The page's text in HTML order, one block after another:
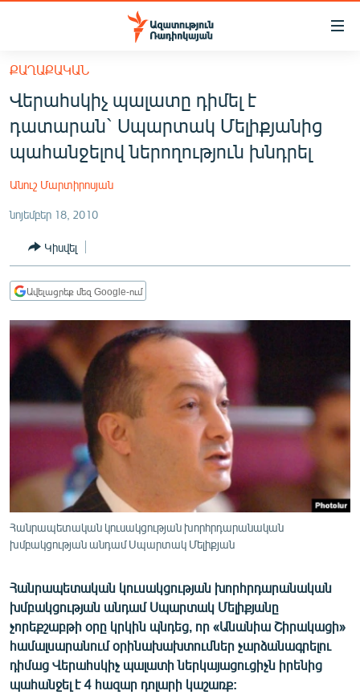
Մատչելիության
հիմնական
բովանդակությանը
հիմնական
մենյուին
ՀԱՅԱՍՏԱՆ
ՔԱՂԱՔԱԿԱՆ
ՏՆՏԵՍՈՒԹՅՈՒՆ
ՂԱՐԱԲԱՂ
ՏԱՐԱԾԱՇՐՋԱՆ
ՄԻՋԱԶԳԱՅԻՆ
ՄՇԱԿՈՒՅԹ
ՍՊՈՐՏ
ՄԵԿՆԱԲԱՆՈՒԹՅՈՒՆ
ՏՏ ԵՒ ԻՆՏԵՐՆԵՏ
ԱՐԽԻՎ
ԲԱՆԱՎԵՃ
ՁԳՏԵԼՈՎ ԼԱՎԱԳՈՒՅՆԻՆ
ՓՈԴՔԱՍԹ
ՔԱՂԱՔԱԿԱՆ
Վերահսկիչ պալատը դիմել է
դատարան` Սպարտակ Մելիքյանից
պահանջելով ներողություն խնդրել
Անուշ Մարտիրոսյան
նոյեմբեր 18, 2010
Կիսվել
Ավելացրեք մեզ Google-ում
Հանրապետական կուսակցության խորհրդարանական
խմբակցության անդամ Սպարտակ Մելիքյան
Հանրապետական կուսակցության խորհրդարանական
խմբակցության անդամ Սպարտակ Մելիքյանը
չորեքշաբթի օրը կրկին պնդեց, որ «Անանիա Շիրակացի»
համալսարանում օրինախախտումներ չարձանագրելու
դիմաց Վերահսկիչ պալատի ներկայացուցիչն իրենից
պահանջել է 4 հազար դոլարի կաշառք: